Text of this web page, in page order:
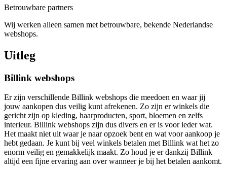
Betrouwbare partners
Wij werken alleen samen met betrouwbare, bekende Nederlandse
webshops.
Uitleg
Billink webshops
Er zijn verschillende Billink webshops die meedoen en waar jij
jouw aankopen dus veilig kunt afrekenen. Zo zijn er winkels die
gericht zijn op kleding, haarproducten, sport, bloemen en zelfs
interieur. Billink webshops zijn dus divers en er is voor ieder wat.
Het maakt niet uit waar je naar opzoek bent en wat voor aankoop je
hebt gedaan. Je kunt bij veel winkels betalen met Billink wat het zo
enorm veilig en gemakkelijk maakt. Zo houd je er dankzij Billink
altijd een fijne ervaring aan over wanneer je bij het betalen aankomt.